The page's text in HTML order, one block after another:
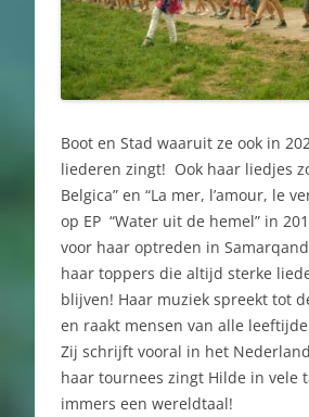
Boot en Stad waaruit ze ook in
liederen zingt! Ook haar liedjes
Belgica” en “La mer, l’amour, le
op EP “Water uit de hemel” in
voor haar optreden in
haar toppers die altijd sterke
blijven! Haar muziek spreekt tot
en raakt mensen van alle
Zij schrijft vooral in het
haar tournees zingt Hilde in vele
immers een wereldtaal!